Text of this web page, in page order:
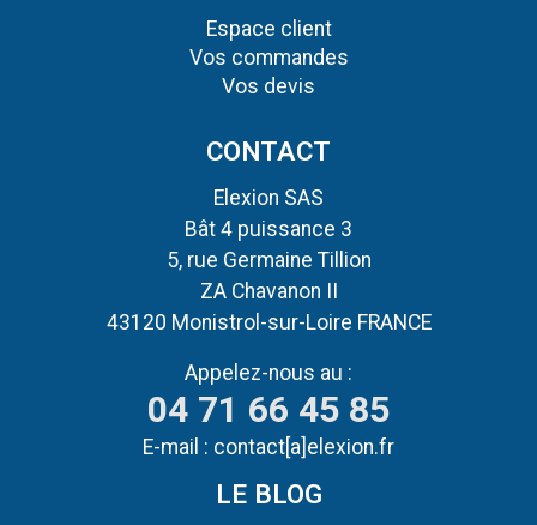
Espace client
Vos commandes
Vos devis
CONTACT
Elexion SAS
Bât 4 puissance 3
5, rue Germaine Tillion
ZA Chavanon II
43120 Monistrol-sur-Loire FRANCE
Appelez-nous au :
04 71 66 45 85
E-mail : contact[a]elexion.fr
LE BLOG